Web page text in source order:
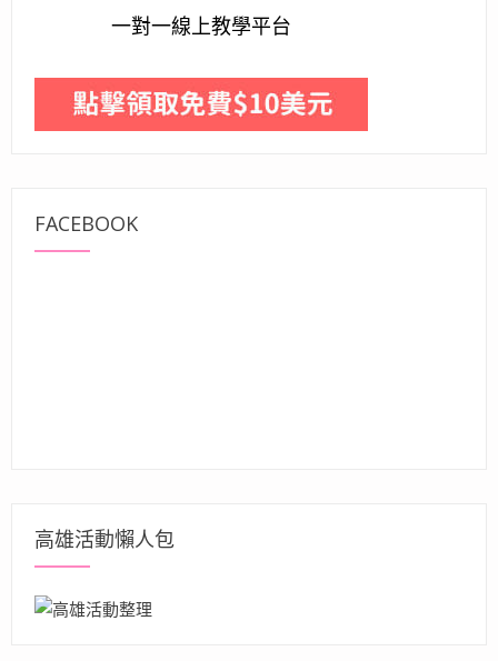
一對一線上教學平台
FACEBOOK
高雄活動懶人包